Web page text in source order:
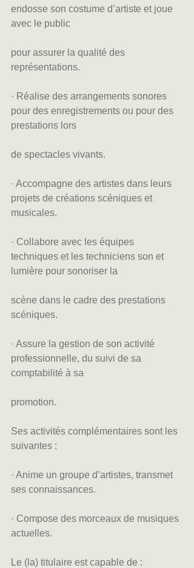
endosse son costume d’artiste et joue
avec le public
pour assurer la qualité des
représentations.
· Réalise des arrangements sonores
pour des enregistrements ou pour des
prestations lors
de spectacles vivants.
· Accompagne des artistes dans leurs
projets de créations scéniques et
musicales.
· Collabore avec les équipes
techniques et les techniciens son et
lumière pour sonoriser la
scène dans le cadre des prestations
scéniques.
· Assure la gestion de son activité
professionnelle, du suivi de sa
comptabilité à sa
promotion.
Ses activités complémentaires sont les
suivantes :
· Anime un groupe d’artistes, transmet
ses connaissances.
· Compose des morceaux de musiques
actuelles.
Le (la) titulaire est capable de :